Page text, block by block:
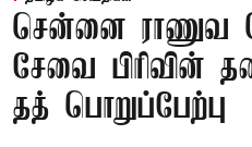
சென்னை ராணுவ
சேவை பிரிவின்
தத் பொறுப்பேற்பு